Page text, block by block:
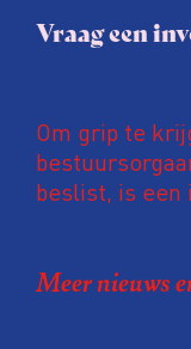
Vraag een
Om grip te
beslist, is een
Extra service,
Meer nieuws